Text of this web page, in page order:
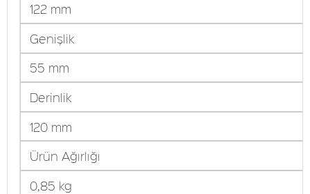
122 mm
Genişlik
55 mm
Derinlik
120 mm
Ürün Ağırlığı
0,85 kg